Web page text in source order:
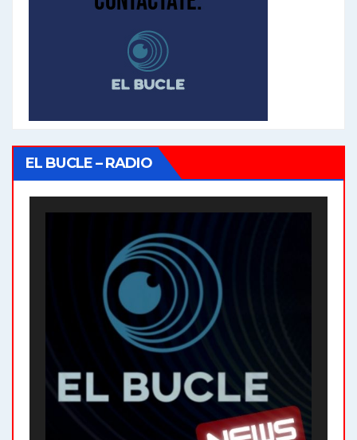
EL BUCLE – RADIO